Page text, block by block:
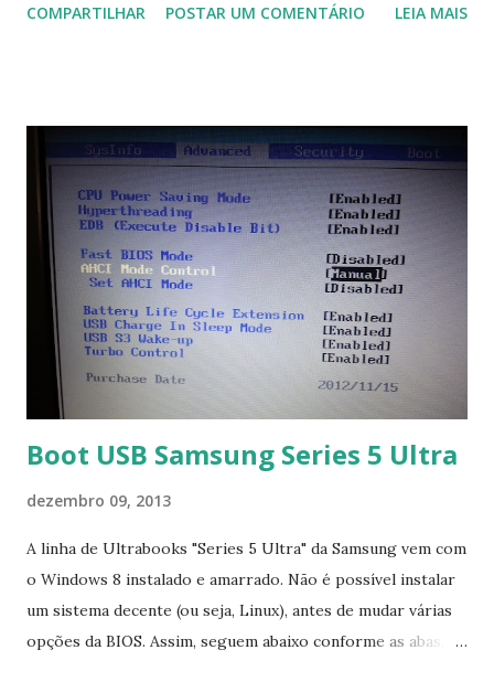
Na última versão 0.100, a coleção contém mais de 8.000
COMPARTILHAR POSTAR UM COMENTÁRIO LEIA MAIS
Boot USB Samsung Series 5 Ultra
dezembro 09, 2013
A linha de Ultrabooks "Series 5 Ultra" da Samsung vem com
o Windows 8 instalado e amarrado. Não é possível instalar
um sistema decente (ou seja, Linux), antes de mudar várias
opções da BIOS. Assim, seguem abaixo conforme as abas, a